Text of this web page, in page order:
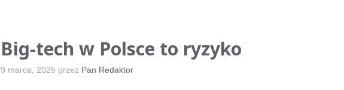
Big-tech w Polsce to ryzyko
9 marca, 2025 przez Pan Redaktor